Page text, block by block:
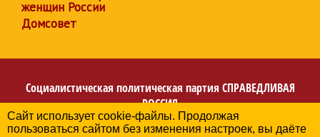
женщин России
Домсовет
Социалистическая политическая партия СПРАВЕДЛИВАЯ
РОССИЯ
Региональное отделение партии в Донецкой Народной
Сайт использует cookie-файлы. Продолжая
пользоваться сайтом без изменения настроек, вы даёте